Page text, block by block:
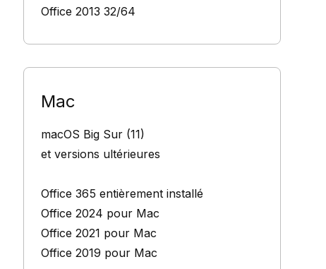
Office 2013 32/64
Mac
macOS Big Sur (11)
et versions ultérieures
Office 365 entièrement installé
Office 2024 pour Mac
Office 2021 pour Mac
Office 2019 pour Mac